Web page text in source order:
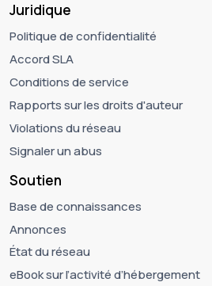
Juridique
Politique de confidentialité
Accord SLA
Conditions de service
Rapports sur les droits d'auteur
Violations du réseau
Signaler un abus
Soutien
Base de connaissances
Annonces
État du réseau
eBook sur l’activité d’hébergement